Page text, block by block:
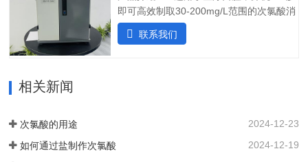
守，远程操作，实时显示；三、产品使用
场景：…
用进口氟胶管，对腐蚀性溶液具有很强的
抵抗力。所有输入和输出连接器都位于外
壳的侧面，以便方便地放置设备。带有电
即可高效制取30-200mg/L范围的次氯酸消
毒水；使用口腔水路消毒一体机生成的微
酸性电解次氯酸水，作为口腔治疗台的牙
消毒问题。各地市的使用标准：解决方案
联系我们
相关新闻
次氯酸的用途 2024-12-23
如何通过盐制作次氯酸 2024-12-19